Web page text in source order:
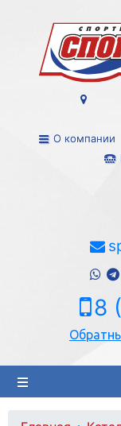
О компании
8